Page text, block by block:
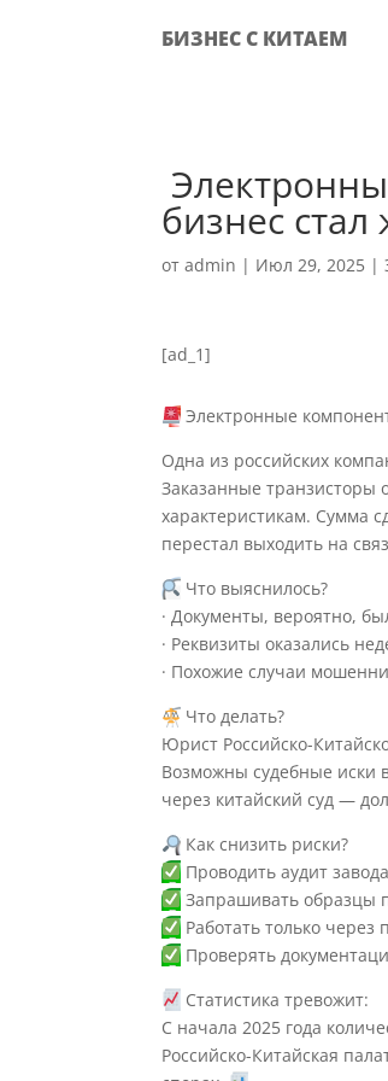
БИЗНЕС С КИТАЕМ
бизнес
отadmin | Июл 29, 2025 |
[ad_1]
Электронные
Одна из российских
Заказанные транзисторы
характеристикам. Сумма
перестал выходить на
Что выяснилось?
· Документы, вероятно,
· Реквизиты оказались
· Похожие случаи
Что делать?
Юрист Российско-
Возможны судебные иски
через китайский суд —
Как снизить риски?
Проводить аудит
Запрашивать образцы
Работать только
Проверять
Статистика тревожит:
С начала 2025 года
Российско-Китайская